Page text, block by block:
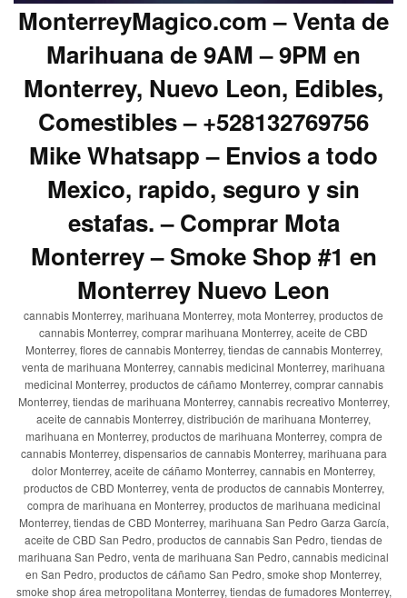
MonterreyMagico.com – Venta de
Marihuana de 9AM – 9PM en
Monterrey, Nuevo Leon, Edibles,
Comestibles – +528132769756
Mike Whatsapp – Envios a todo
Mexico, rapido, seguro y sin
estafas. – Comprar Mota
Monterrey – Smoke Shop #1 en
Monterrey Nuevo Leon
cannabis Monterrey, marihuana Monterrey, mota Monterrey, productos de
cannabis Monterrey, comprar marihuana Monterrey, aceite de CBD
Monterrey, flores de cannabis Monterrey, tiendas de cannabis Monterrey,
venta de marihuana Monterrey, cannabis medicinal Monterrey, marihuana
medicinal Monterrey, productos de cáñamo Monterrey, comprar cannabis
Monterrey, tiendas de marihuana Monterrey, cannabis recreativo Monterrey,
aceite de cannabis Monterrey, distribución de marihuana Monterrey,
marihuana en Monterrey, productos de marihuana Monterrey, compra de
cannabis Monterrey, dispensarios de cannabis Monterrey, marihuana para
dolor Monterrey, aceite de cáñamo Monterrey, cannabis en Monterrey,
productos de CBD Monterrey, venta de productos de cannabis Monterrey,
compra de marihuana en Monterrey, productos de marihuana medicinal
Monterrey, tiendas de CBD Monterrey, marihuana San Pedro Garza García,
aceite de CBD San Pedro, productos de cannabis San Pedro, tiendas de
marihuana San Pedro, venta de marihuana San Pedro, cannabis medicinal
en San Pedro, productos de cáñamo San Pedro, smoke shop Monterrey,
smoke shop área metropolitana Monterrey, tiendas de fumadores Monterrey,